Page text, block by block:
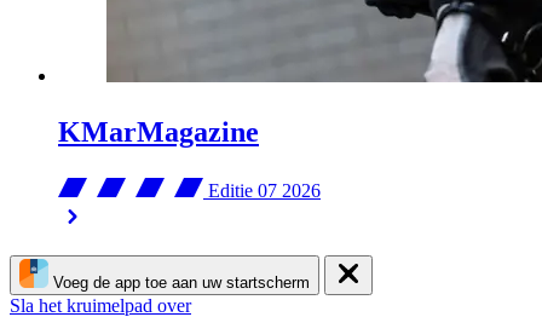
KMarMagazine
Editie 07 2026
Voeg de app toe aan uw startscherm
Sla het kruimelpad over